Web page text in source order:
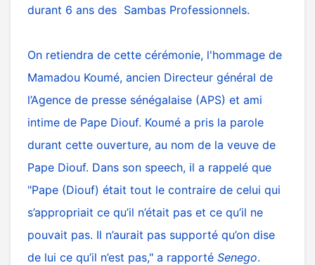
durant 6 ans des Sambas Professionnels.
On retiendra de cette cérémonie, l'hommage de
Mamadou Koumé, ancien Directeur général de
l’Agence de presse sénégalaise (APS) et ami
intime de Pape Diouf. Koumé a pris la parole
durant cette ouverture, au nom de la veuve de
Pape Diouf. Dans son speech, il a rappelé que
"Pape (Diouf) était tout le contraire de celui qui
s’appropriait ce qu’il n’était pas et ce qu’il ne
pouvait pas. Il n’aurait pas supporté qu’on dise
de lui ce qu’il n’est pas," a rapporté Senego.